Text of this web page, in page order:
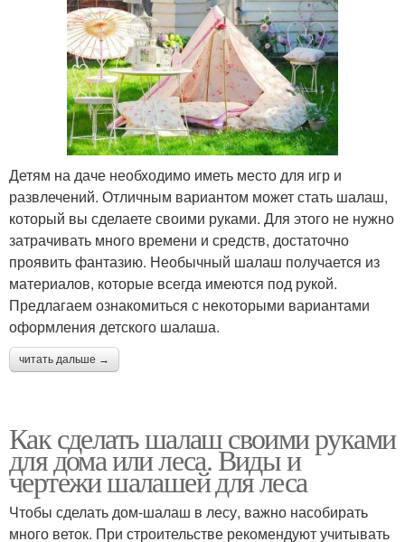
Детям на даче необходимо иметь место для игр и
развлечений. Отличным вариантом может стать шалаш,
который вы сделаете своими руками. Для этого не нужно
затрачивать много времени и средств, достаточно
проявить фантазию. Необычный шалаш получается из
материалов, которые всегда имеются под рукой.
Предлагаем ознакомиться с некоторыми вариантами
оформления детского шалаша.
читать дальше →
Как сделать шалаш своими руками
для дома или леса. Виды и
чертежи шалашей для леса
Чтобы сделать дом-шалаш в лесу, важно насобирать
много веток. При строительстве рекомендуют учитывать